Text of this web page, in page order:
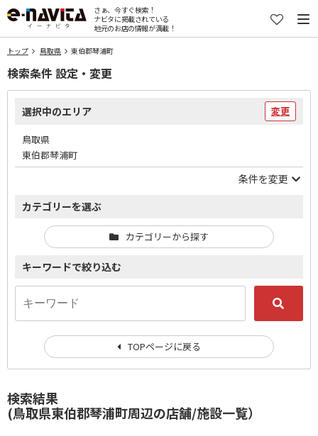
さぁ、今すぐ検索！
ナビタに掲載されている
地元のお店の情報が満載！
トップ 鳥取県 東伯郡琴浦町
検索結果
(鳥取県東伯郡琴浦町周辺の店舗/施設一覧）
検索条件 設定・変更
選択中のエリア 変更
鳥取県
東伯郡琴浦町
条件を変更
カテゴリーを選ぶ
カテゴリーから探す
キーワードで絞り込む
TOPページに戻る